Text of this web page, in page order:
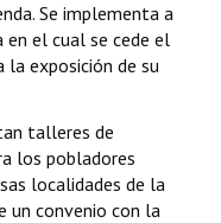
Se implementa a
el cual se cede el
la exposición de su
talleres de
los pobladores
localidades de la
un convenio con la